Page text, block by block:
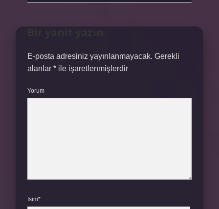
E-posta adresiniz yayınlanmayacak. Gerekli
alanlar * ile işaretlenmişlerdir
Yorum
İsim*